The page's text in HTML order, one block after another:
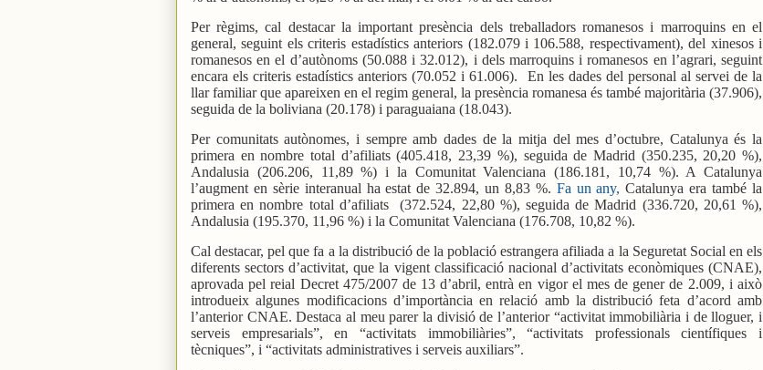
Per règims, cal destacar la important presència dels treballadors romanesos i marroquins en el
general, seguint els criteris estadístics anteriors (182.079 i 106.588, respectivament), del xinesos i
romanesos en el d’autònoms (50.088 i 32.012), i dels marroquins i romanesos en l’agrari, seguint
encara els criteris estadístics anteriors (70.052 i 61.006).
En les dades del personal al servei de la
llar familiar que apareixen en el regim general, la presència romanesa és també majoritària (37.906),
seguida de la boliviana (20.178) i paraguaiana (18.043).
Per comunitats autònomes, i sempre amb dades de la mitja del mes d’octubre, Catalunya és la
primera en nombre total d’afiliats (405.418, 23,39 %), seguida de Madrid (350.235, 20,20 %),
Andalusia (206.206, 11,89 %) i la Comunitat Valenciana (186.181, 10,74 %). A Catalunya
l’augment en sèrie interanual ha estat de 32.894, un 8,83 %. Fa un any, Catalunya era també la
primera en nombre total d’afiliats
(372.524, 22,80 %), seguida de Madrid (336.720, 20,61 %),
Andalusia (195.370, 11,96 %) i la Comunitat Valenciana (176.708, 10,82 %).
Cal destacar, pel que fa a la distribució de la població estrangera afiliada a la Seguretat Social en els
diferents sectors d’activitat, que la vigent classificació nacional d’activitats econòmiques (CNAE),
aprovada pel reial Decret 475/2007 de 13 d’abril, entrà en vigor el mes de gener de 2.009, i això
introdueix algunes modificacions d’importància en relació amb la distribució feta d’acord amb
l’anterior CNAE. Destaca al meu parer la divisió de l’anterior “activitat immobiliària i de lloguer, i
serveis empresarials”, en “activitats immobiliàries”, “activitats professionals científiques i
tècniques”, i “activitats administratives i serveis auxiliars”.